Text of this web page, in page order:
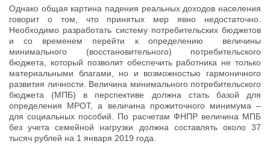
Однако общая картина падения реальных доходов населения
говорит о том, что принятых мер явно недостаточно.
Необходимо разработать систему потребительских бюджетов
и со временем перейти к определению величины
минимального (восстановительного) потребительского
бюджета, который позволит обеспечить работника не только
материальными благами, но и возможностью гармоничного
развития личности. Величина минимального потребительского
бюджета (МПБ) в перспективе должна стать базой для
определения МРОТ, а величина прожиточного минимума –
для социальных пособий. По расчетам ФНПР величина МПБ
без учета семейной нагрузки должна составлять около 37
тысяч рублей на 1 января 2019 года.